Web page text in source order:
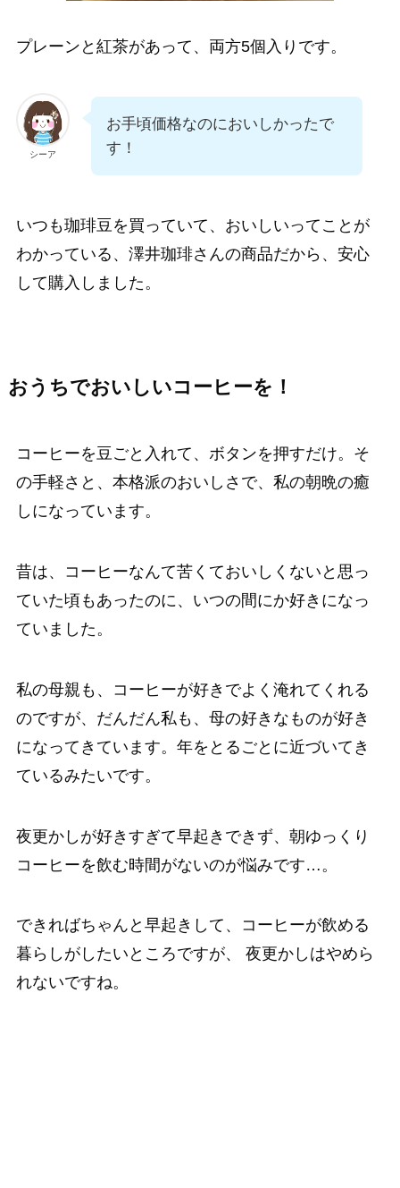
プレーンと紅茶があって、両方5個入りです。
シーア
お手頃価格なのにおいしかったで
す！
いつも珈琲豆を買っていて、おいしいってことが
わかっている、澤井珈琲さんの商品だから、安心
して購入しました。
おうちでおいしいコーヒーを！
コーヒーを豆ごと入れて、ボタンを押すだけ。そ
の手軽さと、本格派のおいしさで、私の朝晩の癒
しになっています。
昔は、コーヒーなんて苦くておいしくないと思っ
ていた頃もあったのに、いつの間にか好きになっ
ていました。
私の母親も、コーヒーが好きでよく淹れてくれる
のですが、だんだん私も、母の好きなものが好き
になってきています。年をとるごとに近づいてき
ているみたいです。
夜更かしが好きすぎて早起きできず、朝ゆっくり
コーヒーを飲む時間がないのが悩みです…。
できればちゃんと早起きして、コーヒーが飲める
暮らしがしたいところですが、 夜更かしはやめら
れないですね。